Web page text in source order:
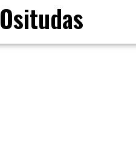
Ositudas